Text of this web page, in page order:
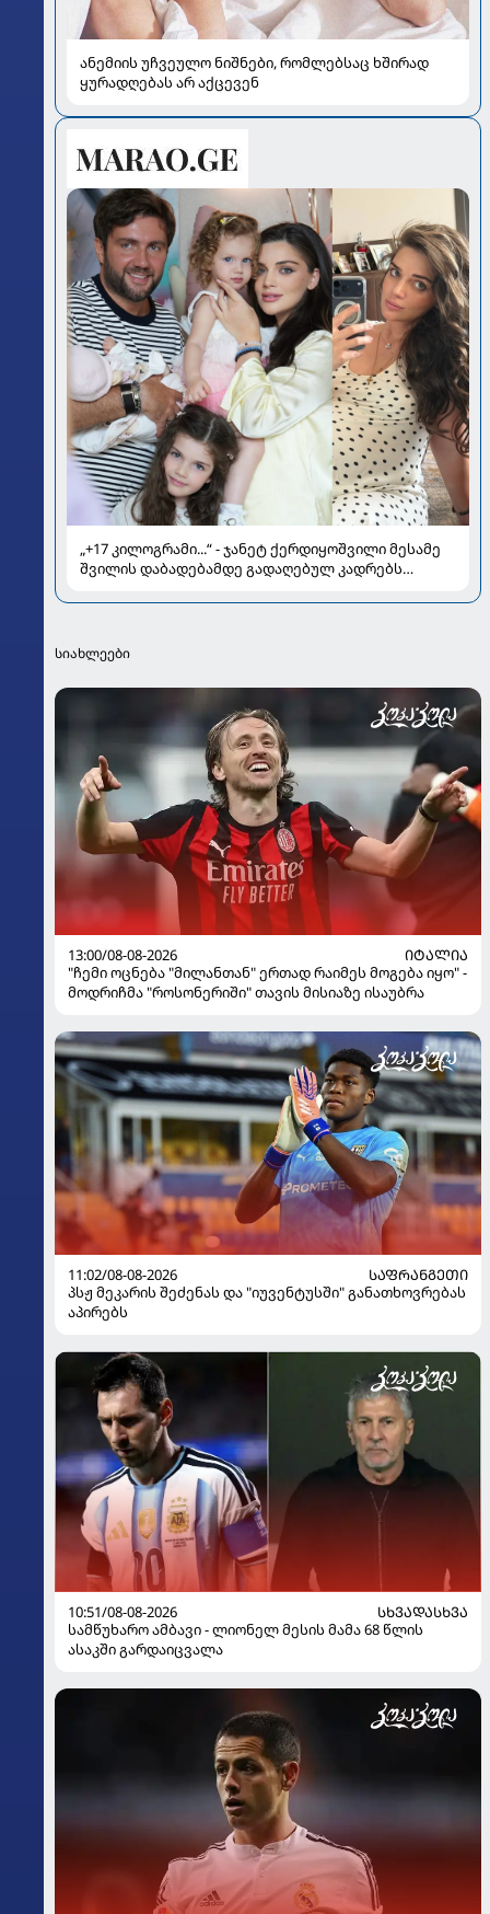
ანემიის უჩვეულო ნიშნები, რომლებსაც ხშირად
ყურადღებას არ აქცევენ
„+17 კილოგრამი...“ - ჯანეტ ქერდიყოშვილი მესამე
შვილის დაბადებამდე გადაღებულ კადრებს
სიახლეები
13:00/08-08-2026
ᲘᲢᲐᲚᲘᲐ
"ჩემი ოცნება "მილანთან" ერთად რაიმეს მოგება იყო" -
მოდრიჩმა "როსონერიში" თავის მისიაზე ისაუბრა
11:02/08-08-2026
ᲡᲐᲤᲠᲐᲜᲒᲔᲗᲘ
პსჟ მეკარის შეძენას და "იუვენტუსში" განათხოვრებას
აპირებს
10:51/08-08-2026
ᲡᲮᲕᲐᲓᲐᲡᲮᲕᲐ
სამწუხარო ამბავი - ლიონელ მესის მამა 68 წლის
ასაკში გარდაიცვალა